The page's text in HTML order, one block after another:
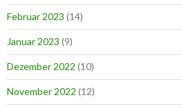
Februar 2023 (14)
Januar 2023 (9)
Dezember 2022 (10)
November 2022 (12)